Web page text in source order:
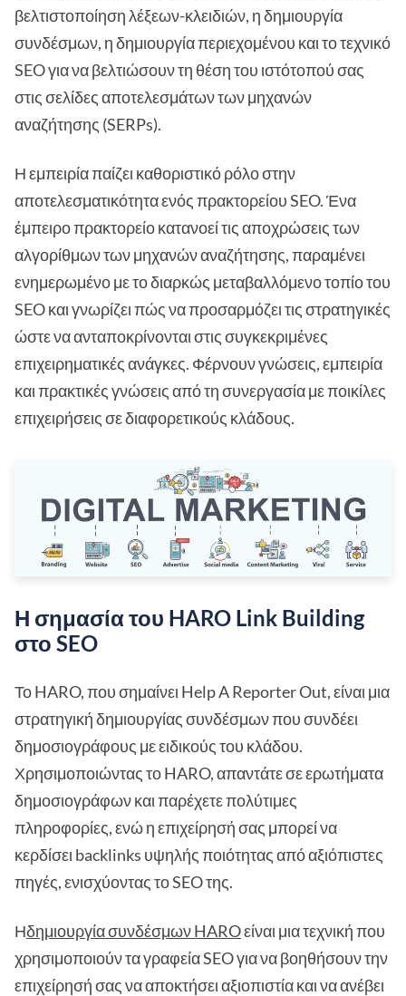
βελτιστοποίηση λέξεων-κλειδιών, η δημιουργία
συνδέσμων, η δημιουργία περιεχομένου και το τεχνικό
SEO για να βελτιώσουν τη θέση του ιστότοπού σας
στις σελίδες αποτελεσμάτων των μηχανών
αναζήτησης (SERPs).
Η εμπειρία παίζει καθοριστικό ρόλο στην
αποτελεσματικότητα ενός πρακτορείου SEO. Ένα
έμπειρο πρακτορείο κατανοεί τις αποχρώσεις των
αλγορίθμων των μηχανών αναζήτησης, παραμένει
ενημερωμένο με το διαρκώς μεταβαλλόμενο τοπίο του
SEO και γνωρίζει πώς να προσαρμόζει τις στρατηγικές
ώστε να ανταποκρίνονται στις συγκεκριμένες
επιχειρηματικές ανάγκες. Φέρνουν γνώσεις, εμπειρία
και πρακτικές γνώσεις από τη συνεργασία με ποικίλες
επιχειρήσεις σε διαφορετικούς κλάδους.
Η σημασία του HARO Link Building
στο SEO
Το HARO, που σημαίνει Help A Reporter Out, είναι μια
στρατηγική δημιουργίας συνδέσμων που συνδέει
δημοσιογράφους με ειδικούς του κλάδου.
Χρησιμοποιώντας το HARO, απαντάτε σε ερωτήματα
δημοσιογράφων και παρέχετε πολύτιμες
πληροφορίες, ενώ η επιχείρησή σας μπορεί να
κερδίσει backlinks υψηλής ποιότητας από αξιόπιστες
πηγές, ενισχύοντας το SEO της.
Ηδημιουργία συνδέσμων HAROείναι μια τεχνική που
χρησιμοποιούν τα γραφεία SEO για να βοηθήσουν την
επιχείρησή σας να αποκτήσει αξιοπιστία και να ανέβει